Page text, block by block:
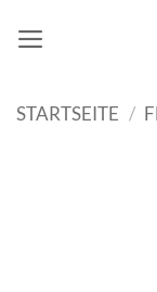
Inhalt
STARTSEITE /